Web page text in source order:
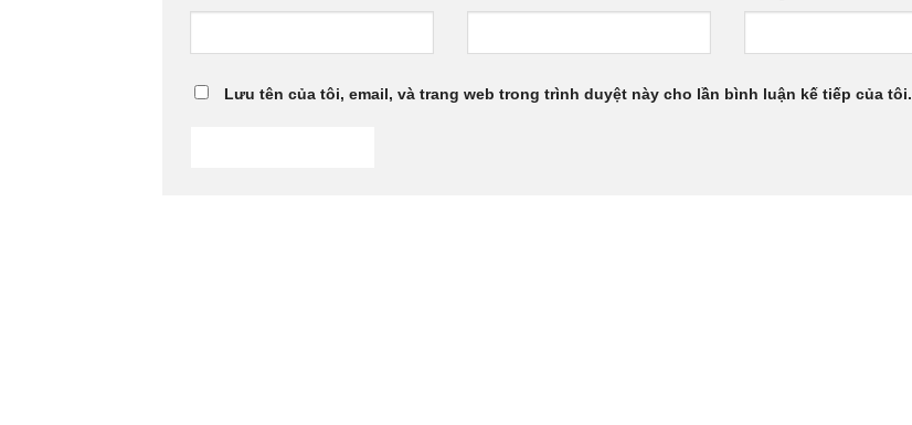
Lưu tên của tôi, email, và trang web trong trình duyệt này cho lần bình luận kế tiếp của tôi.